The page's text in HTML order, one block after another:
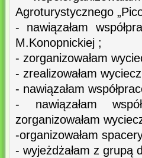
Agroturystycznego
- nawiązałam
M.Konopnickiej ;
- zorganizowałam
- zrealizowałam
- nawiązałam
- nawiązałam
zorganizowałam
-organizowałam
- wyjeżdżałam z grupą